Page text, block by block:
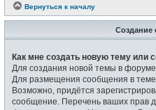
Вернуться к началу
Создание
Как мне создать новую тему или
Для создания новой темы в
Для размещения сообщения в теме
Возможно, придётся
сообщение. Перечень ваших прав